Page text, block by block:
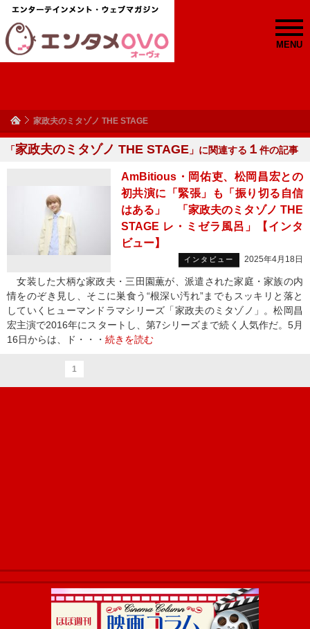
MENU
家政夫のミタゾノ THE STAGE
「家政夫のミタゾノ THE STAGE 」に関連する １ 件の記事
AmBitious・岡佑吏、松岡昌宏との
初共演に「緊張」も「振り切る自信
はある」 「家政夫のミタゾノ THE
STAGE レ・ミゼラ風呂」【インタ
ビュー】
インタビュー 2025年4月18日
女装した大柄な家政夫・三田園薫が、派遣された家庭・家族の内
情をのぞき見し、そこに巣食う“根深い汚れ”までもスッキリと落と
していくヒューマンドラマシリーズ「家政夫のミタゾノ」。松岡昌
宏主演で2016年にスタートし、第7シリーズまで続く人気作だ。5月
16日からは、ド・・・ 続きを読む
1